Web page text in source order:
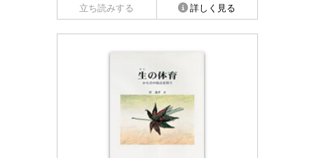
立ち読みする 詳しく見る